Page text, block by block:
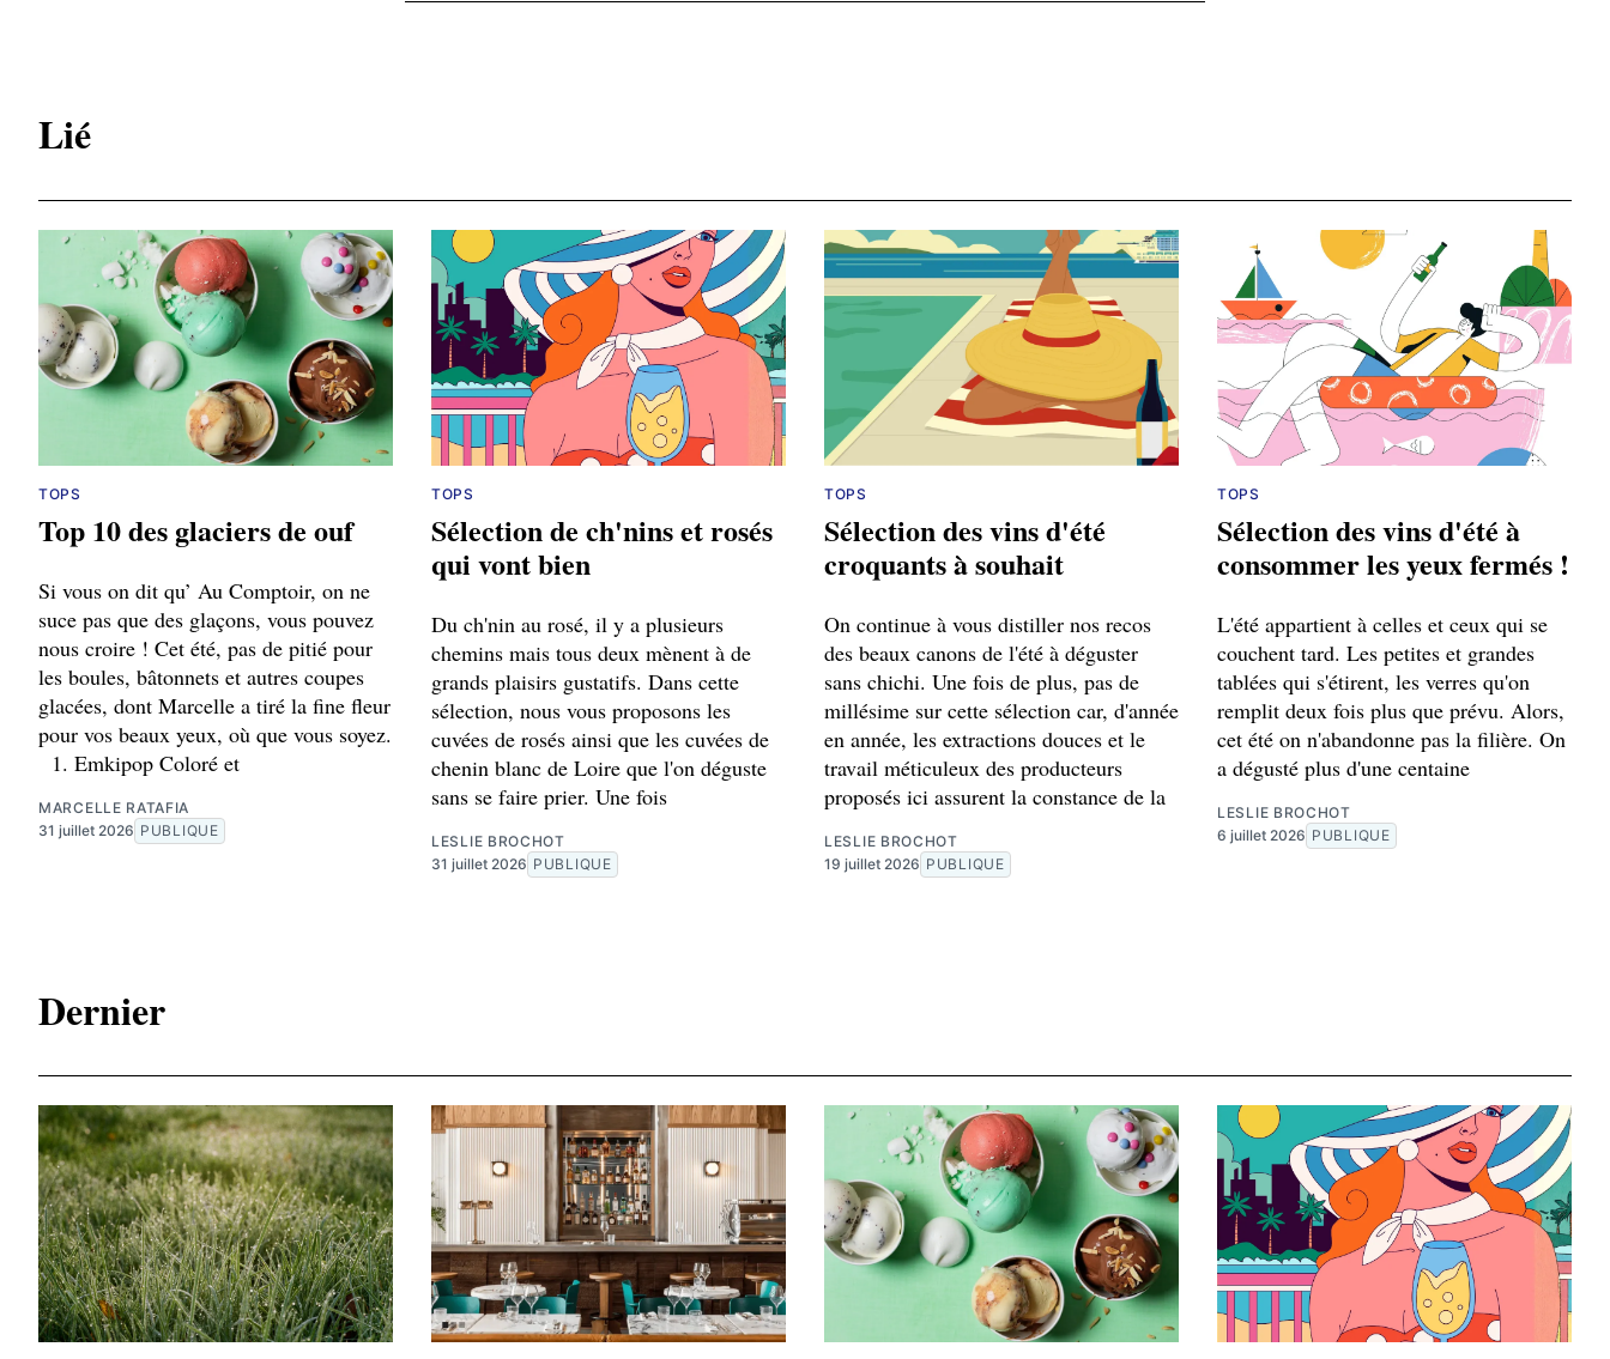
Lié
TOPS
Top 10 des glaciers de ouf
Si vous on dit qu’ Au Comptoir, on ne
suce pas que des glaçons, vous pouvez
nous croire ! Cet été, pas de pitié pour
les boules, bâtonnets et autres coupes
glacées, dont Marcelle a tiré la fine fleur
pour vos beaux yeux, où que vous soyez.
1. Emkipop Coloré et
MARCELLE RATAFIA
31 juillet 2026 PUBLIQUE
TOPS
Sélection de ch'nins et rosés
qui vont bien
Du ch'nin au rosé, il y a plusieurs
chemins mais tous deux mènent à de
grands plaisirs gustatifs. Dans cette
sélection, nous vous proposons les
cuvées de rosés ainsi que les cuvées de
chenin blanc de Loire que l'on déguste
sans se faire prier. Une fois
LESLIE BROCHOT
31 juillet 2026 PUBLIQUE
TOPS
Sélection des vins d'été
croquants à souhait
On continue à vous distiller nos recos
des beaux canons de l'été à déguster
sans chichi. Une fois de plus, pas de
millésime sur cette sélection car, d'année
en année, les extractions douces et le
travail méticuleux des producteurs
proposés ici assurent la constance de la
LESLIE BROCHOT
19 juillet 2026 PUBLIQUE
TOPS
Sélection des vins d'été à
consommer les yeux fermés !
L'été appartient à celles et ceux qui se
couchent tard. Les petites et grandes
tablées qui s'étirent, les verres qu'on
remplit deux fois plus que prévu. Alors,
cet été on n'abandonne pas la filière. On
a dégusté plus d'une centaine
LESLIE BROCHOT
6 juillet 2026 PUBLIQUE
Dernier